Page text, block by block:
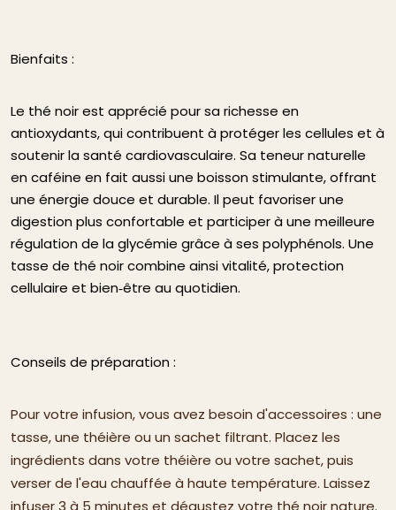
Bienfaits :
Le thé noir est apprécié pour sa richesse en
antioxydants, qui contribuent à protéger les cellules et à
soutenir la santé cardiovasculaire. Sa teneur naturelle
en caféine en fait aussi une boisson stimulante, offrant
une énergie douce et durable. Il peut favoriser une
digestion plus confortable et participer à une meilleure
régulation de la glycémie grâce à ses polyphénols. Une
tasse de thé noir combine ainsi vitalité, protection
cellulaire et bien‑être au quotidien.
Conseils de préparation :
Pour votre infusion, vous avez besoin d'accessoires : une
tasse, une théière ou un sachet filtrant. Placez les
ingrédients dans votre théière ou votre sachet, puis
verser de l'eau chauffée à haute température. Laissez
infuser 3 à 5 minutes et dégustez votre thé noir nature.